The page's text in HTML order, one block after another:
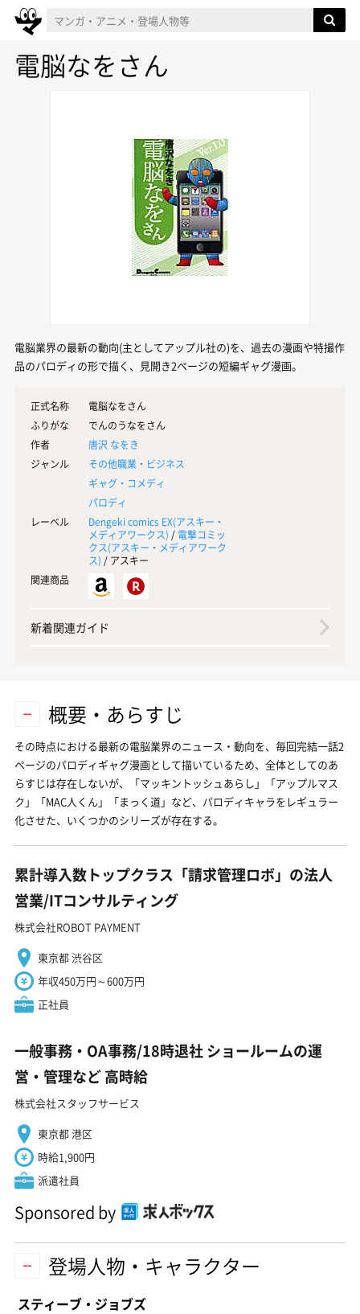
電脳なをさん
電脳業界の最新の動向(主としてアップル社の)を、過去の漫画や特撮作
品のパロディの形で描く、見開き2ページの短編ギャグ漫画。
正式名称
電脳なをさん
ふりがな
でんのうなをさん
作者
唐沢 なをき
ジャンル
その他職業・ビジネス
ギャグ・コメディ
パロディ
レーベル
Dengeki comics EX(アスキー・
メディアワークス) / 電撃コミッ
クス(アスキー・メディアワーク
ス) / アスキー
関連商品
新着関連ガイド
概要・あらすじ
その時点における最新の電脳業界のニュース・動向を、毎回完結一話2
ページのパロディギャグ漫画として描いているため、全体としてのあ
らすじは存在しないが、「マッキントッシュあらし」「アップルマス
ク」「MAC人くん」「まっく道」など、パロディキャラをレギュラー
化させた、いくつかのシリーズが存在する。
累計導入数トップクラス「請求管理ロボ」の法人
営業/ITコンサルティング
株式会社ROBOT PAYMENT
東京都 渋谷区
年収450万円～600万円
正社員
一般事務・OA事務/18時退社 ショールームの運
営・管理など 高時給
株式会社スタッフサービス
東京都 港区
時給1,900円
派遣社員
Sponsored by
登場人物・キャラクター
スティーブ・ジョブズ